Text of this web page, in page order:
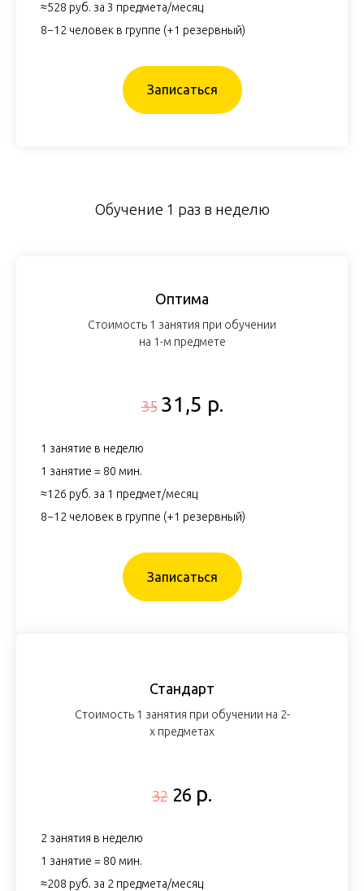
≈528 руб. за 3 предмета/месяц
8−12 человек в группе (+1 резервный)
Записаться
Обучение 1 раз в неделю
Оптима
Стоимость 1 занятия при обучении
на 1-м предмете
35 31,5 р.
1 занятие в неделю
1 занятие = 80 мин.
≈126 руб. за 1 предмет/месяц
8−12 человек в группе (+1 резервный)
Записаться
Стандарт
Стоимость 1 занятия при обучении на 2-
х предметах
32 26 р.
2 занятия в неделю
1 занятие = 80 мин.
≈208 руб. за 2 предмета/месяц